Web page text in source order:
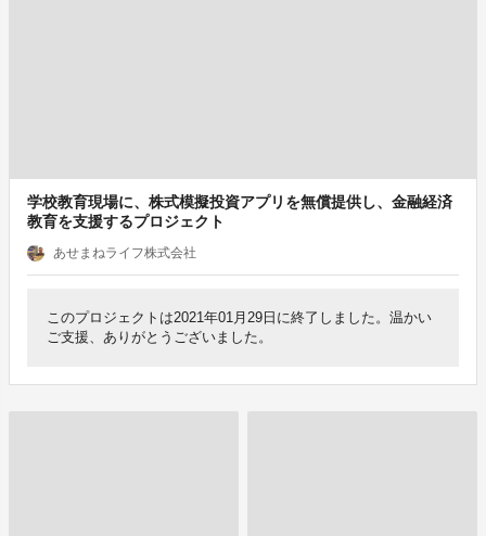
学校教育現場に、株式模擬投資アプリを無償提供し、金融経済
教育を支援するプロジェクト
あせまねライフ株式会社
このプロジェクトは2021年01月29日に終了しました。温かい
ご支援、ありがとうございました。